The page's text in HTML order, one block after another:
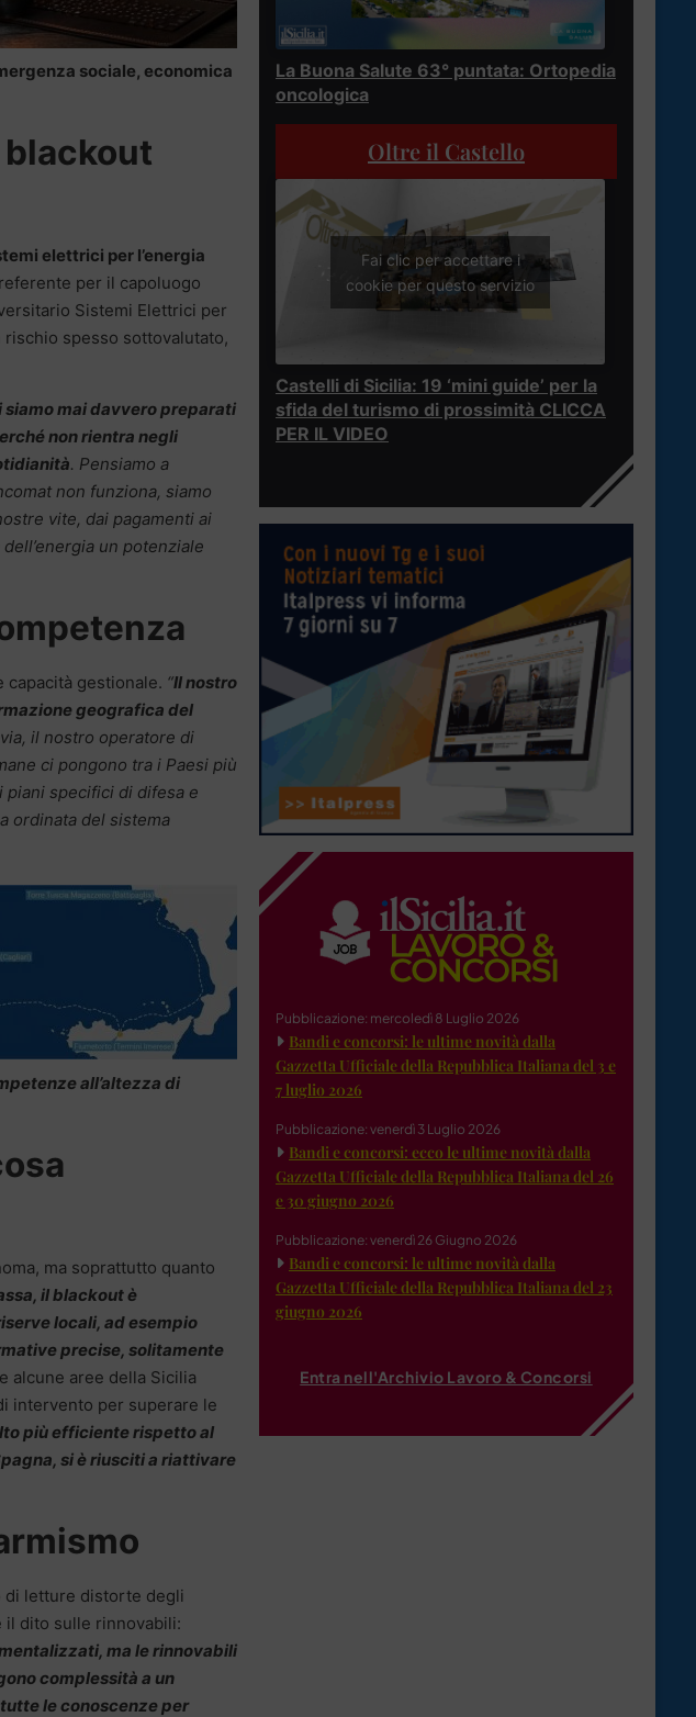
sociale, economica
blackout
elettrici per l’energia
per il capoluogo
Sistemi Elettrici per
rischio spesso sottovalutato,
siamo mai davvero preparati
non rientra negli
. Pensiamo a
non funziona, siamo
vite, dai pagamenti ai
un potenziale
gestionale. “Il nostro
geografica del
il nostro operatore di
ci pongono tra i Paesi più
piani specifici di difesa e
ordinata del sistema
all’altezza di
ma soprattutto quanto
il blackout è
locali, ad esempio
precise, solitamente
alcune aree della Sicilia
intervento per superare le
più efficiente rispetto al
si è riusciti a riattivare
di letture distorte degli
il dito sulle rinnovabili:
ma le rinnovabili
complessità a un
le conoscenze per
La Buona Salute 63° puntata: Ortopedia
oncologica
Oltre il Castello
Fai clic per accettare i
cookie per questo servizio
Castelli di Sicilia: 19 ‘mini guide’ per la
sfida del turismo di prossimità CLICCA
PER IL VIDEO
Pubblicazione: mercoledì 8 Luglio 2026
Bandi e concorsi: le ultime novità dalla
Gazzetta Ufficiale della Repubblica Italiana del 3 e
7 luglio 2026
Pubblicazione: venerdì 3 Luglio 2026
Bandi e concorsi: ecco le ultime novità dalla
Gazzetta Ufficiale della Repubblica Italiana del 26
e 30 giugno 2026
Pubblicazione: venerdì 26 Giugno 2026
Bandi e concorsi: le ultime novità dalla
Gazzetta Ufficiale della Repubblica Italiana del 23
giugno 2026
Entra nell'Archivio Lavoro & Concorsi